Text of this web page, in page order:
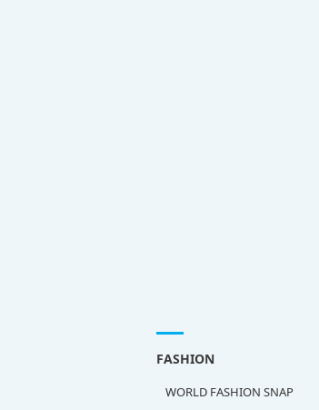
FASHION
WORLD FASHION SNAP